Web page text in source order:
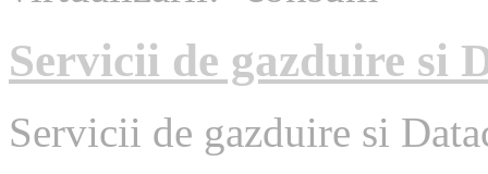
Servicii de gazduire si
Servicii de gazduire si